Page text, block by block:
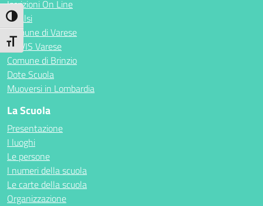
Attiva/disattiva alto contrasto
Attiva/disattiva dimensione testo
Iscrizioni On Line
Invalsi
Comune di Varese
ECIVIS Varese
Comune di Brinzio
Dote Scuola
Muoversi in Lombardia
La Scuola
Presentazione
I luoghi
Le persone
I numeri della scuola
Le carte della scuola
Organizzazione